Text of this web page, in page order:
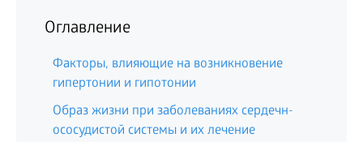
Оглавление
Факторы, влияющие на возникновение
гипертонии и гипотонии
Образ жизни при заболеваниях сердечн-
ососудистой системы и их лечение